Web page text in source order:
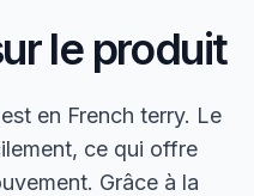
le produit
en French terry. Le
ce qui offre
Grâce à la